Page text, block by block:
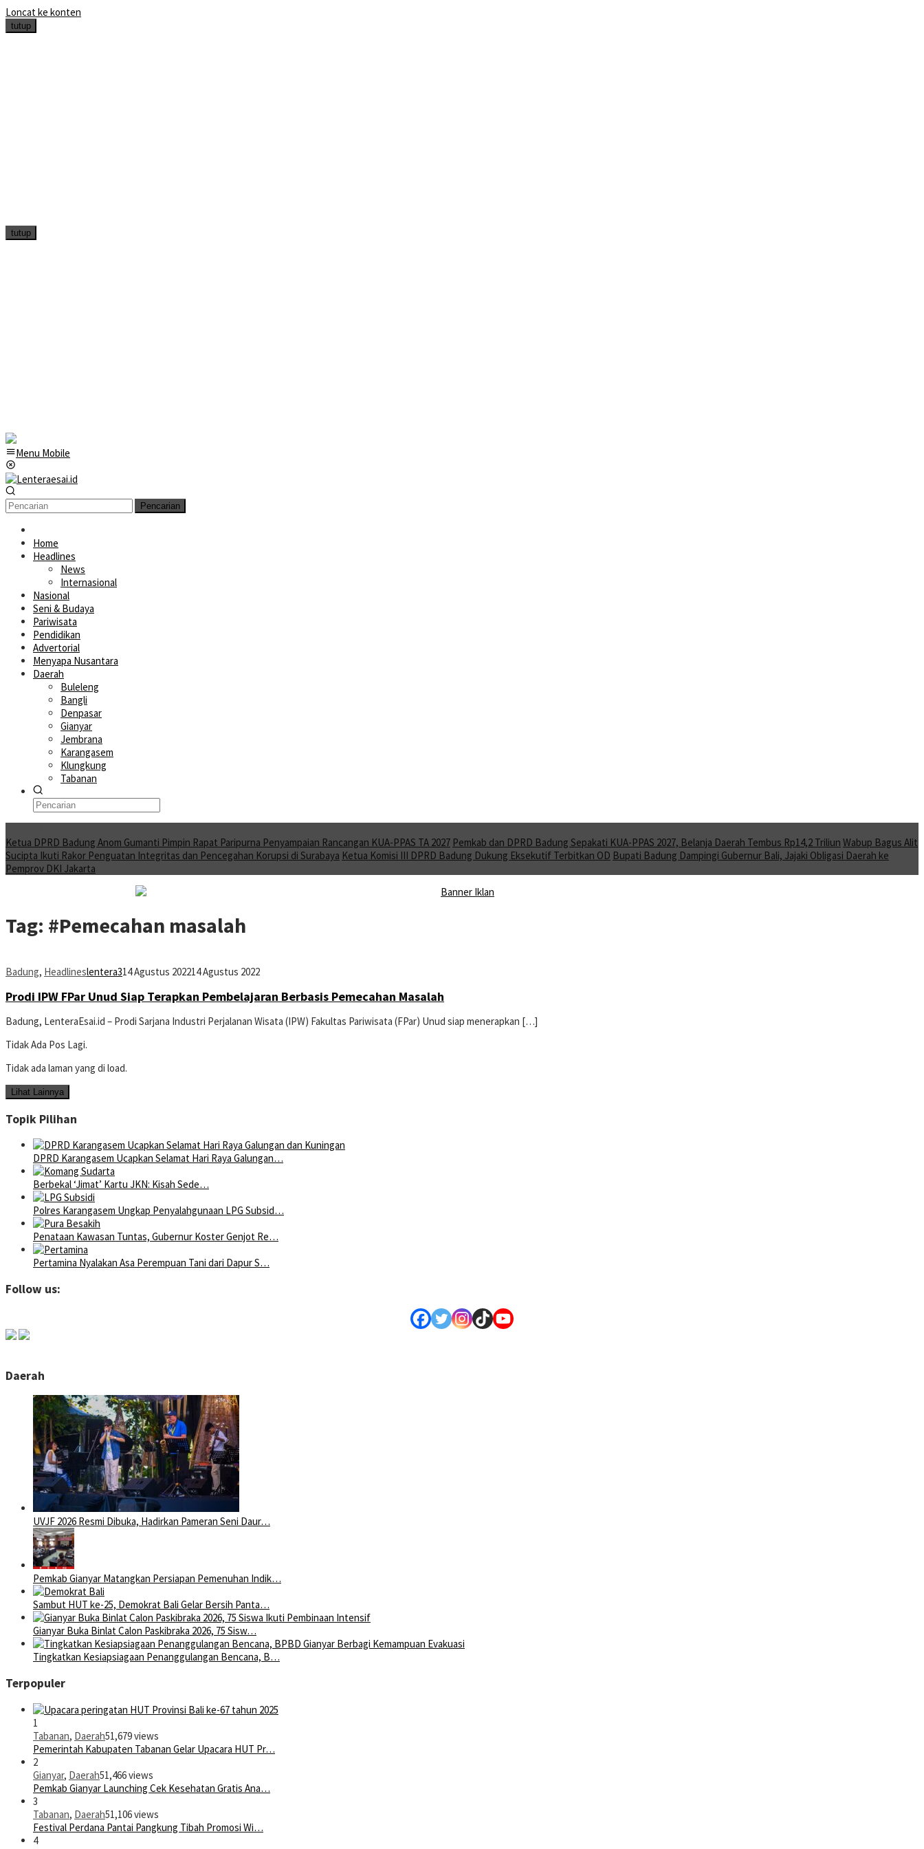
Loncat ke konten
tutup
tutup
Menu Mobile
Pencarian
Home
Headlines
News
Internasional
Nasional
Seni & Budaya
Pariwisata
Pendidikan
Advertorial
Menyapa Nusantara
Daerah
Buleleng
Bangli
Denpasar
Gianyar
Jembrana
Karangasem
Klungkung
Tabanan
Ketua DPRD Badung Anom Gumanti Pimpin Rapat Paripurna Penyampaian Rancangan KUA-PPAS TA 2027 Pemkab dan DPRD Badung Sepakati KUA-PPAS 2027, Belanja Daerah Tembus Rp14,2 Triliun Wabup Bagus Alit
Sucipta Ikuti Rakor Penguatan Integritas dan Pencegahan Korupsi di Surabaya Ketua Komisi III DPRD Badung Dukung Eksekutif Terbitkan OD Bupati Badung Dampingi Gubernur Bali, Jajaki Obligasi Daerah ke
Pemprov DKI Jakarta
Tag: #Pemecahan masalah
Badung, Headlineslentera314 Agustus 202214 Agustus 2022
Prodi IPW FPar Unud Siap Terapkan Pembelajaran Berbasis Pemecahan Masalah
Badung, LenteraEsai.id – Prodi Sarjana Industri Perjalanan Wisata (IPW) Fakultas Pariwisata (FPar) Unud siap menerapkan […]
Tidak Ada Pos Lagi.
Tidak ada laman yang di load.
Lihat Lainnya
Topik Pilihan
DPRD Karangasem Ucapkan Selamat Hari Raya Galungan…
Berbekal ‘Jimat’ Kartu JKN: Kisah Sede…
Polres Karangasem Ungkap Penyalahgunaan LPG Subsid…
Penataan Kawasan Tuntas, Gubernur Koster Genjot Re…
Pertamina Nyalakan Asa Perempuan Tani dari Dapur S…
Follow us:
Daerah
UVJF 2026 Resmi Dibuka, Hadirkan Pameran Seni Daur…
Pemkab Gianyar Matangkan Persiapan Pemenuhan Indik…
Sambut HUT ke-25, Demokrat Bali Gelar Bersih Panta…
Gianyar Buka Binlat Calon Paskibraka 2026, 75 Sisw…
Tingkatkan Kesiapsiagaan Penanggulangan Bencana, B…
Terpopuler
1
Tabanan, Daerah51,679 views
Pemerintah Kabupaten Tabanan Gelar Upacara HUT Pr…
2
Gianyar, Daerah51,466 views
Pemkab Gianyar Launching Cek Kesehatan Gratis Ana…
3
Tabanan, Daerah51,106 views
Festival Perdana Pantai Pangkung Tibah Promosi Wi…
4